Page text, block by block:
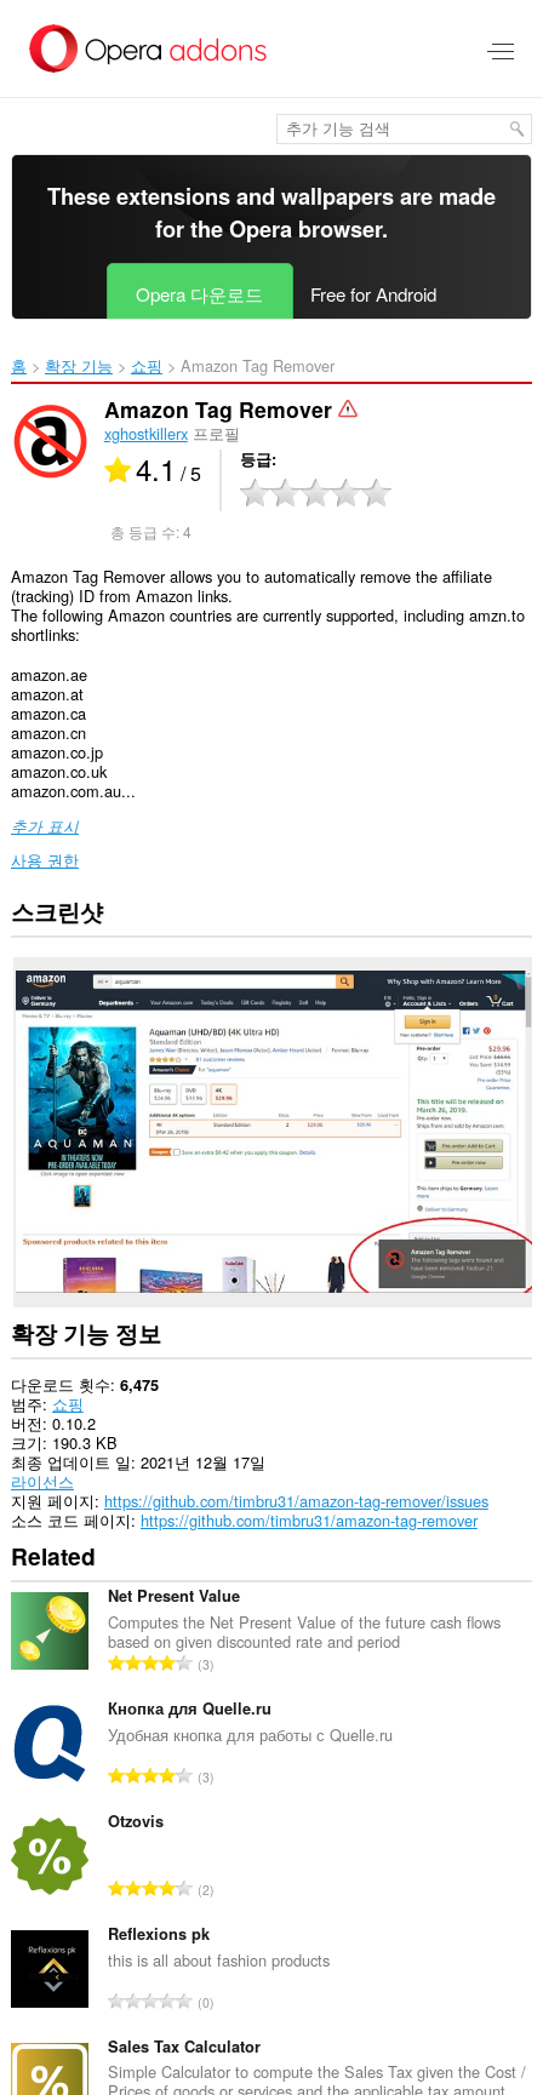
건
These extensions and wallpapers are made
for theOpera browser.
Opera 다운로드 Free for Android
홈 확장 기능 쇼핑 Amazon Tag Remover‎
Amazon Tag Remover
xghostkillerx프로필
4.1 / 5 등급
총 등급 수:4
Amazon Tag Remover allows you to automatically remove the affiliate
(tracking) ID from Amazon links.
The following Amazon countries are currently supported, including amzn.to
shortlinks:
amazon.ae
amazon.at
amazon.ca
amazon.cn
amazon.co.jp
amazon.co.uk
amazon.com.au...
추가 표시
사용 권한
이
확
기
능
은
액
할
수
있
습
니
다.
This
extension
can
create
rich
notifications
and
display
them
in
the
tray.
이
확
능
은
탭
및
스
할
스크린샷
확장 기능 정보
다운로드 횟수 6,475
범주 쇼핑
버전 0.10.2
크기 190.3 KB
최종 업데이트 일 2021년 12월 17일
라이선스
지원 페이지 https://github.com/timbru31/amazon-tag-remover/issues
소스 코드 페이지 https://github.com/timbru31/amazon-tag-remover
Related
Net Present Value
Computes the Net Present Value of the future cash flows
based on given discounted rate and period
총
급
수
3
Кнопка для Quelle.ru
Удобная кнопка для работы с Quelle.ru
총
3
Otzovis
총
급
수
2
Reflexions pk
this is all about fashion products
총
급
수
0
Sales Tax Calculator
Simple Calculator to compute the Sales Tax given the Cost /